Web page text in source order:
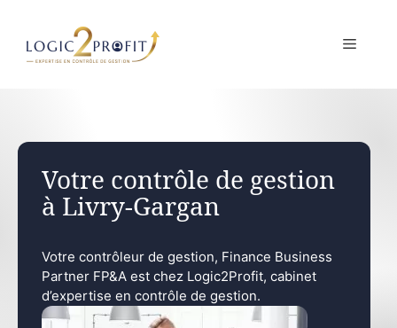
contenu
MENU
Votre contrôle de gestion
à Livry-Gargan
Votre contrôleur de gestion, Finance Business
Partner FP&A est chez Logic2Profit, cabinet
d’expertise en contrôle de gestion.